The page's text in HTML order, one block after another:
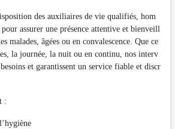
des auxiliaires de vie qualifiés, hom
assurer une présence attentive et bienveill
malades, âgées ou en convalescence. Que ce
la journée, la nuit ou en continu, nos interv
besoins et garantissent un service fiable et discr
: